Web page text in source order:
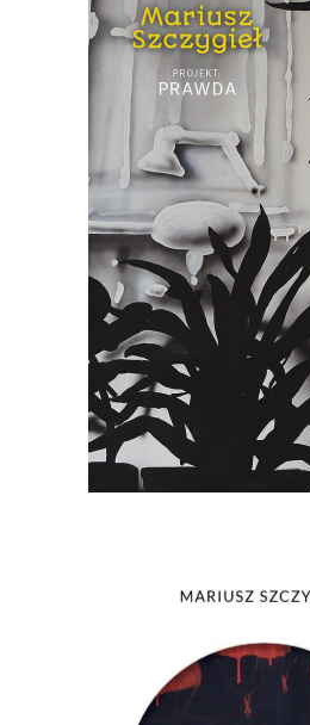
[EBOOK] Mariusz
PROJEKT
„Projekt: prawda” to
polskim rynku
nie było. Książka ta
który składają się
Szczygła z własnego i
oraz powieść z 1959
pamięci”
Stanisława
44.00
E-BOOK DO
[EBOOK] Mariusz
MA
Nie ma kogoś. Nie ma